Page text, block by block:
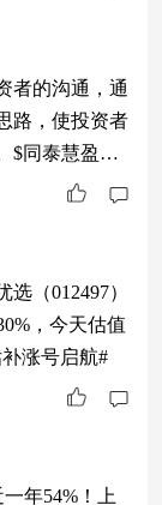
者的沟通，通
路，使投资者
$同泰慧盈混
（012497）
，今天估值
涨号启航#
年54%！上